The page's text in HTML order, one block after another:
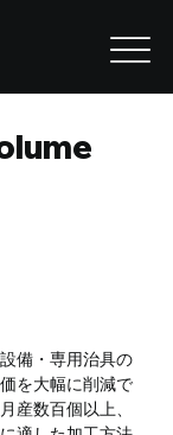
備・専用治具の
を大幅に削減で
産数百個以上、